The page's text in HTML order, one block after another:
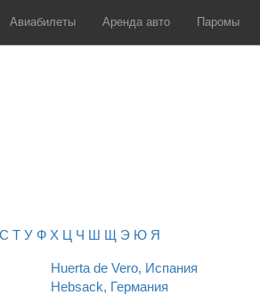
Авиабилеты Аренда авто Паромы
С Т У Ф Х Ц Ч Ш Щ Э Ю Я
Huerta de Vero, Испания
Hebsack, Германия